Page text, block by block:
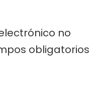
no
obligatorios